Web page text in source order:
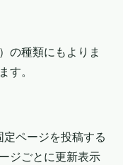
の種類にもよりま
。
ページを投稿する
ジごとに更新表示